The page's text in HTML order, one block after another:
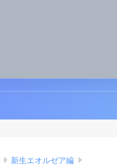
新生エオルゼア編